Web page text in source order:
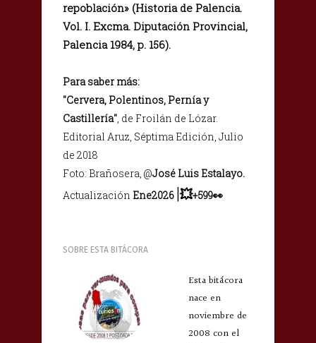
repoblación» (Historia de Palencia.
Vol. I. Excma. Diputación Provincial,
Palencia 1984, p. 156).
Para saber más:
"Cervera, Polentinos, Pernía y
Castillería", de Froilán de Lózar.
Editorial Aruz, Séptima Edición, Julio
de 2018
Foto: Brañosera, @José Luis Estalayo.
Actualización Ene2026 |💥+599👀
SOBRE ESTA BITÁCORA
Esta bitácora
nace en
noviembre de
2008 con el